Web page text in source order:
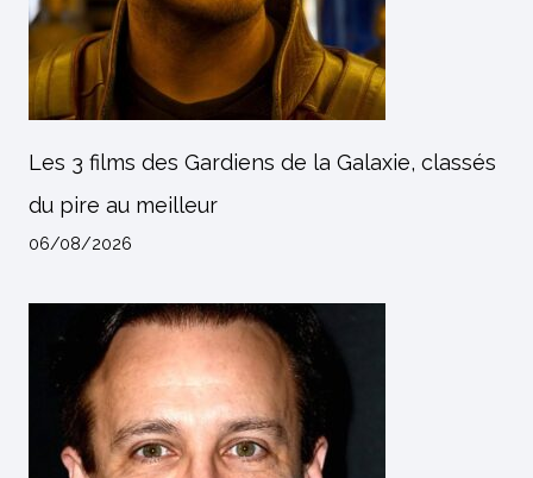
Les 3 films des Gardiens de la Galaxie, classés
du pire au meilleur
06/08/2026